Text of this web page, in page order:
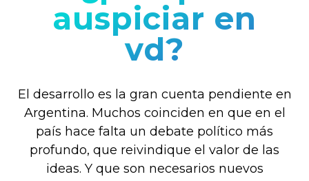
auspiciar en
vd?
El desarrollo es la gran cuenta pendiente en
Argentina. Muchos coinciden en que en el
país hace falta un debate político más
profundo, que reivindique el valor de las
ideas. Y que son necesarios nuevos